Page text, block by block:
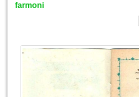
farmoni